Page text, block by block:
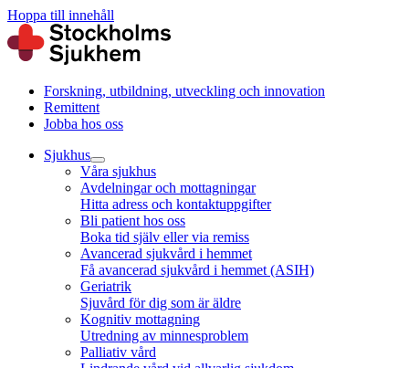
Hoppa till innehåll
Forskning, utbildning, utveckling och innovation
Remittent
Jobba hos oss
Sjukhus
Våra sjukhus
Avdelningar och mottagningar
Hitta adress och kontaktuppgifter
Bli patient hos oss
Boka tid själv eller via remiss
Avancerad sjukvård i hemmet
Få avancerad sjukvård i hemmet (ASIH)
Geriatrik
Sjuvård för dig som är äldre
Kognitiv mottagning
Utredning av minnesproblem
Palliativ vård